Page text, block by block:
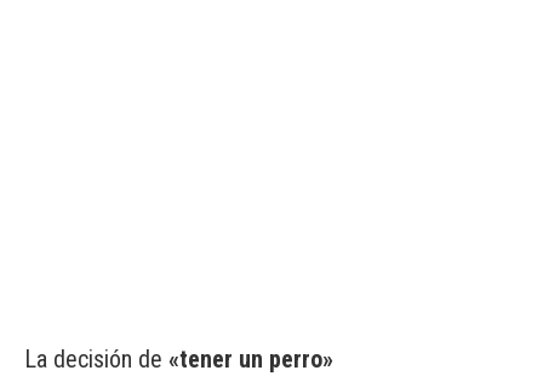
La decisión de «tener un perro»